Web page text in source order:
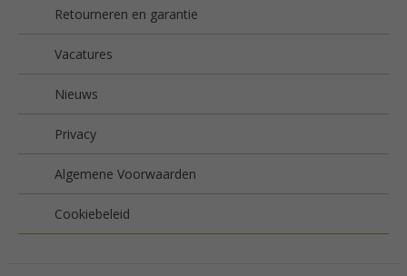
Retourneren en garantie
Vacatures
Nieuws
Privacy
Algemene Voorwaarden
Cookiebeleid